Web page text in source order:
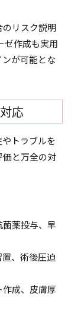
のリスク説明
ゼ作成も実用
が可能とな
応
トラブルを
と万全の対
菌薬投与、早
、術後圧迫
作成、皮膚厚